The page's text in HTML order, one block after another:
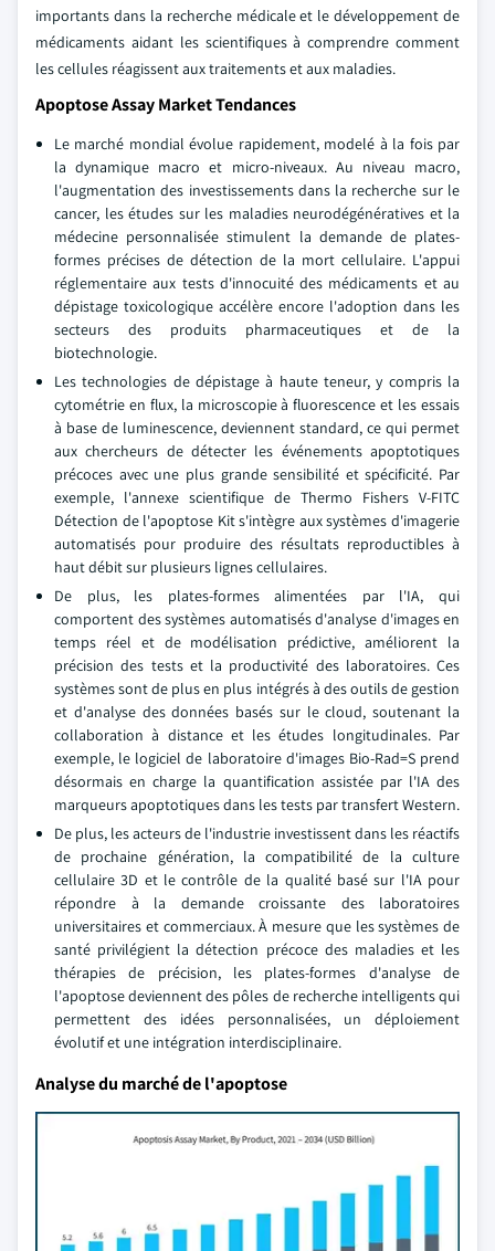
importants dans la recherche médicale et le développement de
médicaments aidant les scientifiques à comprendre comment
les cellules réagissent aux traitements et aux maladies.
Apoptose Assay Market Tendances
Le marché mondial évolue rapidement, modelé à la fois par
la dynamique macro et micro-niveaux. Au niveau macro,
l'augmentation des investissements dans la recherche sur le
cancer, les études sur les maladies neurodégénératives et la
médecine personnalisée stimulent la demande de plates-
formes précises de détection de la mort cellulaire. L'appui
réglementaire aux tests d'innocuité des médicaments et au
dépistage toxicologique accélère encore l'adoption dans les
secteurs des produits pharmaceutiques et de la
biotechnologie.
Les technologies de dépistage à haute teneur, y compris la
cytométrie en flux, la microscopie à fluorescence et les essais
à base de luminescence, deviennent standard, ce qui permet
aux chercheurs de détecter les événements apoptotiques
précoces avec une plus grande sensibilité et spécificité. Par
exemple, l'annexe scientifique de Thermo Fishers V-FITC
Détection de l'apoptose Kit s'intègre aux systèmes d'imagerie
automatisés pour produire des résultats reproductibles à
haut débit sur plusieurs lignes cellulaires.
De plus, les plates-formes alimentées par l'IA, qui
comportent des systèmes automatisés d'analyse d'images en
temps réel et de modélisation prédictive, améliorent la
précision des tests et la productivité des laboratoires. Ces
systèmes sont de plus en plus intégrés à des outils de gestion
et d'analyse des données basés sur le cloud, soutenant la
collaboration à distance et les études longitudinales. Par
exemple, le logiciel de laboratoire d'images Bio-Rad=S prend
désormais en charge la quantification assistée par l'IA des
marqueurs apoptotiques dans les tests par transfert Western.
De plus, les acteurs de l'industrie investissent dans les réactifs
de prochaine génération, la compatibilité de la culture
cellulaire 3D et le contrôle de la qualité basé sur l'IA pour
répondre à la demande croissante des laboratoires
universitaires et commerciaux. À mesure que les systèmes de
santé privilégient la détection précoce des maladies et les
thérapies de précision, les plates-formes d'analyse de
l'apoptose deviennent des pôles de recherche intelligents qui
permettent des idées personnalisées, un déploiement
évolutif et une intégration interdisciplinaire.
Analyse du marché de l'apoptose